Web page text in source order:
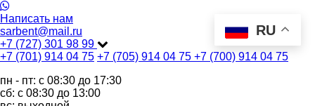
Написать нам
sarbent@mail.ru
+7 (727) 301 98 99
+7 (701) 914 04 75 +7 (705) 914 04 75 +7 (700) 914 04 75
пн - пт: c 08:30 до 17:30
сб: c 08:30 до 13:00
RU